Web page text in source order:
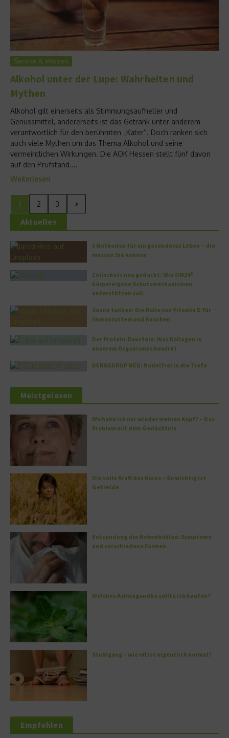
Service & Wissen
Alkohol unter der Lupe: Wahrheiten und
Mythen
Alkohol gilt einerseits als Stimmungsaufheller und
Genussmittel, andererseits ist das Getränk unter anderem
verantwortlich für den berühmten „Kater“. Doch ranken sich
auch viele Mythen um das Thema Alkohol und seine
vermeintlichen Wirkungen. Die AOK Hessen stellt fünf davon
auf den Prüfstand....
Weiterlesen
1 2 3
Aktuelles
5 Methoden für ein gesünderes Leben – die
müssen Sie kennen
Zellschutz neu gedacht: Wie OM24®
körpereigene Schutzmechanismen
unterstützen soll
Sonne tanken: Die Rolle von Vitamin D für
Immunsystem und Knochen
Der Protein-Baustein: Was Kollagen in
unserem Organismus bewirkt
DERMADROP MED: Nadelfrei in die Tiefe
Meistgelesen
Wo habe ich nur wieder meinen Kopf? – Das
Problem mit dem Gedächtnis
Die volle Kraft des Korns – So wichtig ist
Getreide
Entzündung der Nebenhöhlen: Symptome
und verschiedene Formen
Welches Ashwagandha sollte ich kaufen?
Stuhlgang – wie oft ist eigentlich normal?
Empfohlen